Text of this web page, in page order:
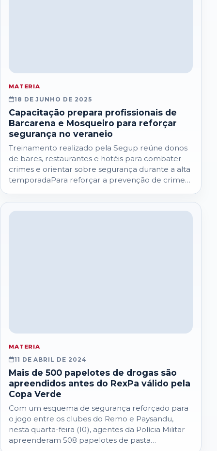
MATERIA
18 DE JUNHO DE 2025
Capacitação prepara profissionais de
Barcarena e Mosqueiro para reforçar
segurança no veraneio
Treinamento realizado pela Segup reúne donos
de bares, restaurantes e hotéis para combater
crimes e orientar sobre segurança durante a alta
temporadaPara reforçar a prevenção de crimes
MATERIA
11 DE ABRIL DE 2024
Mais de 500 papelotes de drogas são
apreendidos antes do RexPa válido pela
Copa Verde
Com um esquema de segurança reforçado para
o jogo entre os clubes do Remo e Paysandu,
nesta quarta-feira (10), agentes da Polícia Militar
apreenderam 508 papelotes de pasta…